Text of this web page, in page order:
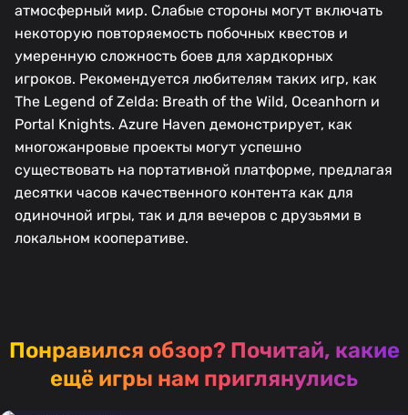
атмосферный мир. Слабые стороны могут включать
некоторую повторяемость побочных квестов и
умеренную сложность боев для хардкорных
игроков. Рекомендуется любителям таких игр, как
The Legend of Zelda: Breath of the Wild, Oceanhorn и
Portal Knights. Azure Haven демонстрирует, как
многожанровые проекты могут успешно
существовать на портативной платформе, предлагая
десятки часов качественного контента как для
одиночной игры, так и для вечеров с друзьями в
локальном кооперативе.
Понравился обзор? Почитай, какие
ещё игры нам приглянулись